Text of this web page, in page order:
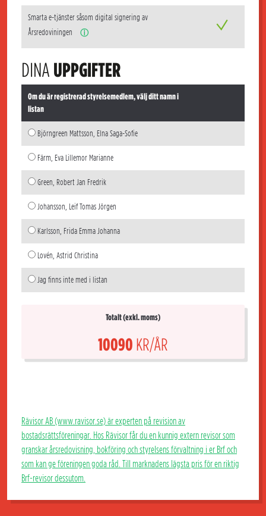
Smarta e-tjänster såsom digital signering av
Årsredoviningen
ⓘ
DINA UPPGIFTER
Om du är registrerad styrelsemedlem, välj ditt namn i
listan
Björngreen Mattsson, Elna Saga-Sofie
Färm, Eva Lillemor Marianne
Green, Robert Jan Fredrik
Johansson, Leif Tomas Jörgen
Karlsson, Frida Emma Johanna
Lovén, Astrid Christina
Jag finns inte med i listan
Totalt (exkl. moms)
10090 KR/ÅR
Rävisor AB (www.ravisor.se) är experten på revision av
bostadsrättsföreningar. Hos Rävisor får du en kunnig extern revisor som
granskar årsredovisning, bokföring och styrelsens förvaltning i er Brf och
som kan ge föreningen goda råd. Till marknadens lägsta pris för en riktig
Brf-revisor dessutom.